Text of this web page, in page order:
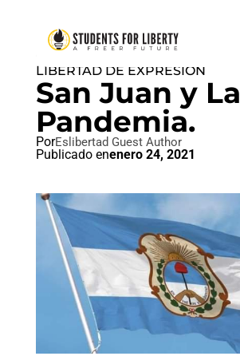
CORRECCIÓN POLÍTICA
LIBERTAD DE EXPRESION
San Juan y La
Pandemia.
PorEslibertad Guest Author
Publicado enenero 24, 2021